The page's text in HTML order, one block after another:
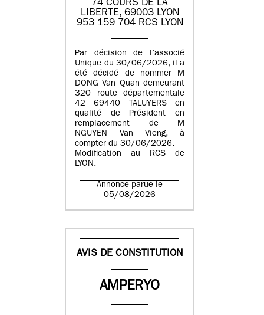
74 COURS DE LA
LIBERTE, 69003 LYON
953 159 704 RCS LYON
Par décision de l’associé
Unique du 30/06/2026, il a
été décidé de nommer M
DONG Van Quan demeurant
320 route départementale
42 69440 TALUYERS en
qualité de Président en
remplacement de M
NGUYEN Van Vieng, à
compter du 30/06/2026.
Modification au RCS de
LYON.
Annonce parue le
05/08/2026
AVIS DE CONSTITUTION
AMPERYO